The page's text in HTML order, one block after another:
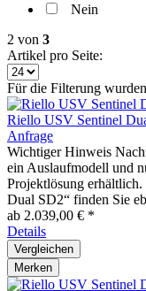
Nein
2 von 3
Artikel pro Seite:
Für die Filterung
Riello USV Sentinel
Anfrage
Wichtiger Hinweis
ein Auslaufmodell und
Projektlösung
Dual SD2“ finden Sie
ab 2.039,00 € *
Details
Vergleichen
Merken